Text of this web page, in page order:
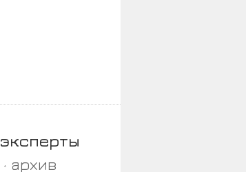
эксперты
архив